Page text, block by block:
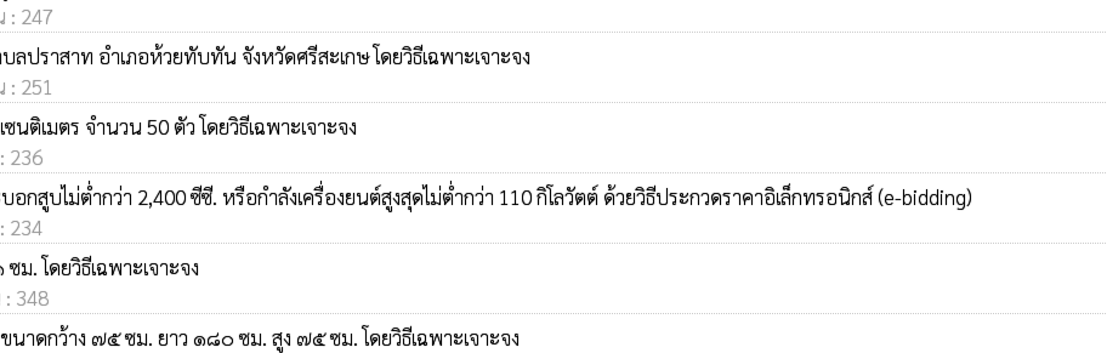
: 247
ปราสาท อำเภอห้วยทับทัน จังหวัดศรีสะเกษ โดยวิธีเฉพาะเจาะจง
: 251
ติเมตร จำนวน 50 ตัว โดยวิธีเฉพาะเจาะจง
236
สูบไม่ต่ำกว่า 2,400 ซีซี. หรือกำลังเครื่องยนต์สูงสุดไม่ต่ำกว่า 110 กิโลวัตต์ ด้วยวิธีประกวดราคาอิเล็กทรอนิกส์ (e-bidding)
234
. โดยวิธีเฉพาะเจาะจง
: 348
ดกว้าง ๗๕ ซม. ยาว ๑๘๐ ซม. สูง ๗๕ ซม. โดยวิธีเฉพาะเจาะจง